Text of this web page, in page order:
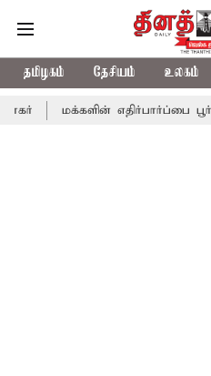
தமிழகம் தேசியம் உலகம்
எதிர்பார்ப்பை பூர்த்தி